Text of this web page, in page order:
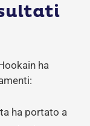
ha
ha portato a